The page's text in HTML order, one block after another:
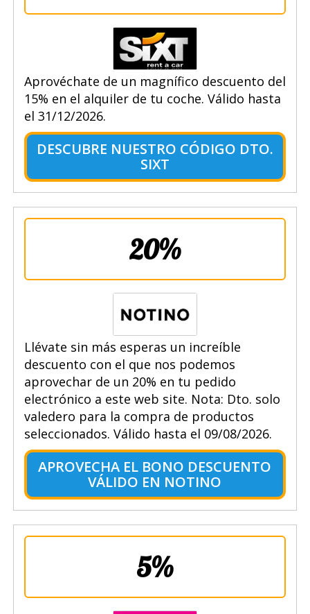
Aprovéchate de un magnífico descuento del
15% en el alquiler de tu coche. Válido hasta
el 31/12/2026.
DESCUBRE NUESTRO CÓDIGO DTO.
SIXT
20%
Llévate sin más esperas un increíble
descuento con el que nos podemos
aprovechar de un 20% en tu pedido
electrónico a este web site. Nota: Dto. solo
valedero para la compra de productos
seleccionados. Válido hasta el 09/08/2026.
APROVECHA EL BONO DESCUENTO
VÁLIDO EN NOTINO
5%